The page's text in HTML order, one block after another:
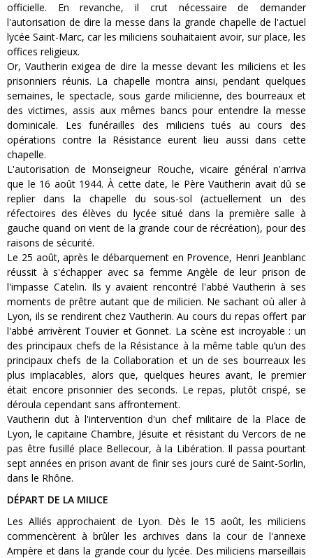
officielle. En revanche, il crut nécessaire de demander
l'autorisation de dire la messe dans la grande chapelle de l'actuel
lycée Saint-Marc, car les miliciens souhaitaient avoir, sur place, les
offices religieux.
Or, Vautherin exigea de dire la messe devant les miliciens et les
prisonniers réunis. La chapelle montra ainsi, pendant quelques
semaines, le spectacle, sous garde milicienne, des bourreaux et
des victimes, assis aux mêmes bancs pour entendre la messe
dominicale. Les funérailles des miliciens tués au cours des
opérations contre la Résistance eurent lieu aussi dans cette
chapelle.
L'autorisation de Monseigneur Rouche, vicaire général n'arriva
que le 16 août 1944. À cette date, le Père Vautherin avait dû se
replier dans la chapelle du sous-sol (actuellement un des
réfectoires des élèves du lycée situé dans la première salle à
gauche quand on vient de la grande cour de récréation), pour des
raisons de sécurité.
Le 25 août, après le débarquement en Provence, Henri Jeanblanc
réussit à s'échapper avec sa femme Angèle de leur prison de
l'impasse Catelin. Ils y avaient rencontré l'abbé Vautherin à ses
moments de prêtre autant que de milicien. Ne sachant où aller à
Lyon, ils se rendirent chez Vautherin. Au cours du repas offert par
l'abbé arrivèrent Touvier et Gonnet. La scène est incroyable : un
des principaux chefs de la Résistance à la même table qu’un des
principaux chefs de la Collaboration et un de ses bourreaux les
plus implacables, alors que, quelques heures avant, le premier
était encore prisonnier des seconds. Le repas, plutôt crispé, se
déroula cependant sans affrontement.
Vautherin dut à l'intervention d'un chef militaire de la Place de
Lyon, le capitaine Chambre, Jésuite et résistant du Vercors de ne
pas être fusillé place Bellecour, à la Libération. Il passa pourtant
sept années en prison avant de finir ses jours curé de Saint-Sorlin,
dans le Rhône.
DÉPART DE LA MILICE
Les Alliés approchaient de Lyon. Dès le 15 août, les miliciens
commencèrent à brûler les archives dans la cour de l'annexe
Ampère et dans la grande cour du lycée. Des miliciens marseillais